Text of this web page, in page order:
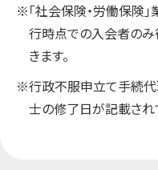
※「社会保険・労働保険
行時点での入会者のみ
きます。
※行政不服申立て手続代
士の修了日が記載され